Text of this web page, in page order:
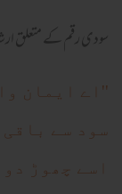
سودی رقم کے متعلق
''اے ایمان
سود سے
اسے چھوڑ دو۔''(2/